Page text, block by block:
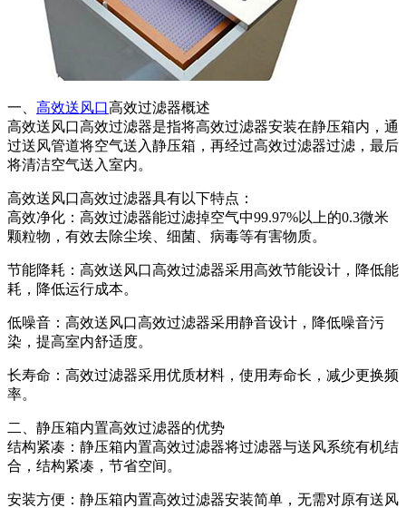
一、 高效送风口高效过滤器概述
高效送风口高效过滤器是指将高效过滤器安装在静压箱内，通
过送风管道将空气送入静压箱，再经过高效过滤器过滤，最后
将清洁空气送入室内。
高效送风口高效过滤器具有以下特点：
高效净化：高效过滤器能过滤掉空气中99.97%以上的0.3微米
颗粒物，有效去除尘埃、细菌、病毒等有害物质。
节能降耗：高效送风口高效过滤器采用高效节能设计，降低能
耗，降低运行成本。
低噪音：高效送风口高效过滤器采用静音设计，降低噪音污
染，提高室内舒适度。
长寿命：高效过滤器采用优质材料，使用寿命长，减少更换频
率。
二、静压箱内置高效过滤器的优势
结构紧凑：静压箱内置高效过滤器将过滤器与送风系统有机结
合，结构紧凑，节省空间。
安装方便：静压箱内置高效过滤器安装简单，无需对原有送风